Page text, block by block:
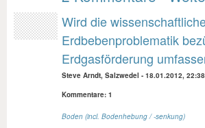
Wird die
Erdbebenproblematik
Erdgasförderung
Steve Arndt, Salzwedel - 18.01.2012,
Kommentare: 1
Boden (incl. Bodenhebung / -senkung)